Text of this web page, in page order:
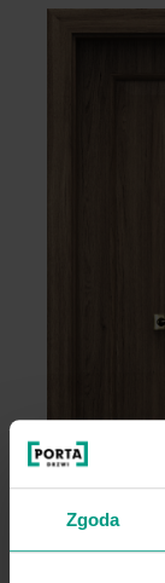
Zgoda
Akacja Miodowa